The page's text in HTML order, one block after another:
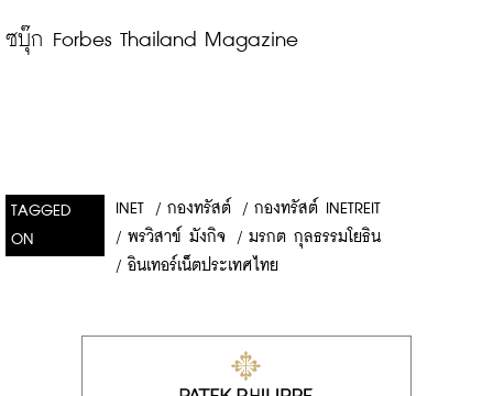
ซบุ๊ก Forbes Thailand Magazine
TAGGED
ON
INET / กองทรัสต์ / กองทรัสต์ INETREIT
/ พรวิสาข์ มังกิจ / มรกต กุลธรรมโยธิน
/ อินเทอร์เน็ตประเทศไทย